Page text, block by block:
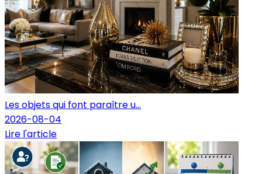
Les objets qui font paraître u...
2026-08-04
Lire l'article